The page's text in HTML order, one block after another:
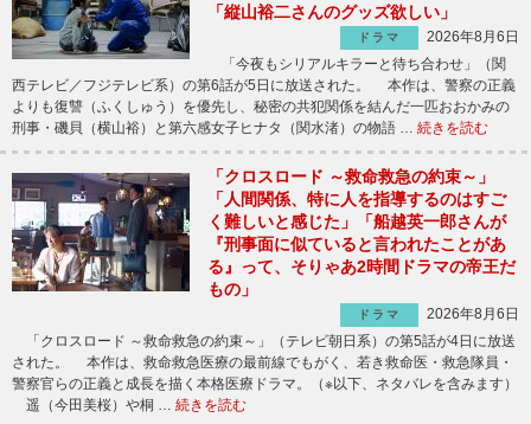
「縦山裕二さんのグッズ欲しい」
ドラマ
2026年8月6日
「今夜もシリアルキラーと待ち合わせ」（関
西テレビ／フジテレビ系）の第6話が5日に放送された。 本作は、警察の正義
よりも復讐（ふくしゅう）を優先し、秘密の共犯関係を結んだ一匹おおかみの
刑事・磯貝（横山裕）と第六感女子ヒナタ（関水渚）の物語 … 続きを読む
「クロスロード ～救命救急の約束～」
「人間関係、特に人を指導するのはすご
く難しいと感じた」「船越英一郎さんが
『刑事面に似ていると言われたことがあ
る』って、そりゃあ2時間ドラマの帝王だ
もの」
ドラマ
2026年8月6日
「クロスロード ～救命救急の約束～」（テレビ朝日系）の第5話が4日に放送
された。 本作は、救命救急医療の最前線でもがく、若き救命医・救急隊員・
警察官らの正義と成長を描く本格医療ドラマ。（※以下、ネタバレを含みます）
遥（今田美桜）や桐 … 続きを読む